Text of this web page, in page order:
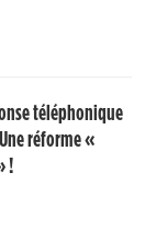
téléphonique
Une réforme «
!